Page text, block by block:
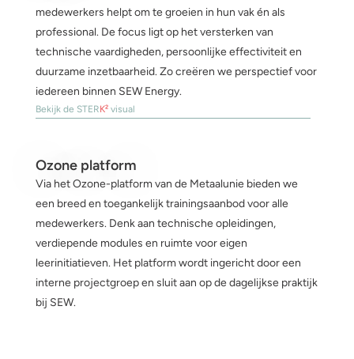
medewerkers helpt om te groeien in hun vak én als
professional. De focus ligt op het versterken van
technische vaardigheden, persoonlijke effectiviteit en
duurzame inzetbaarheid. Zo creëren we perspectief voor
iedereen binnen SEW Energy.
Bekijk de STERK² visual
Ozone platform
Via het Ozone-platform van de Metaalunie bieden we
een breed en toegankelijk trainingsaanbod voor alle
medewerkers. Denk aan technische opleidingen,
verdiepende modules en ruimte voor eigen
leerinitiatieven. Het platform wordt ingericht door een
interne projectgroep en sluit aan op de dagelijkse praktijk
bij SEW.